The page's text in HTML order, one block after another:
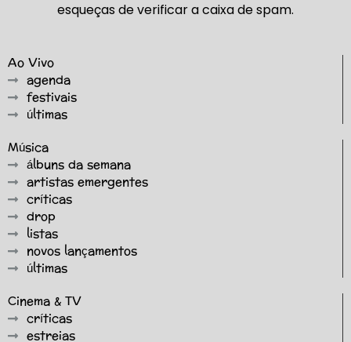
esqueças de verificar a caixa de spam.
Ao Vivo
agenda
festivais
últimas
Música
álbuns da semana
artistas emergentes
críticas
drop
listas
novos lançamentos
últimas
Cinema & TV
críticas
estreias